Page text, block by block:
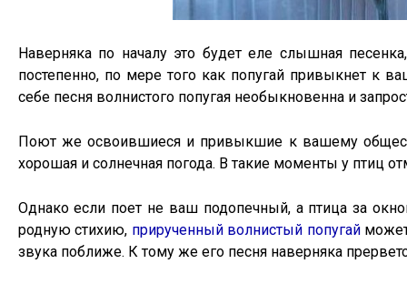
Наверняка по началу это будет еле слышная
постепенно, по мере того как попугай привыкнет к
себе песня волнистого попугая необыкновенна и
Поют же освоившиеся и привыкшие к вашему
хорошая и солнечная погода. В такие моменты у птиц
Однако если поет не ваш подопечный, а птица за
родную стихию, прирученный волнистый попугайможет
звука поближе. К тому же его песня наверняка